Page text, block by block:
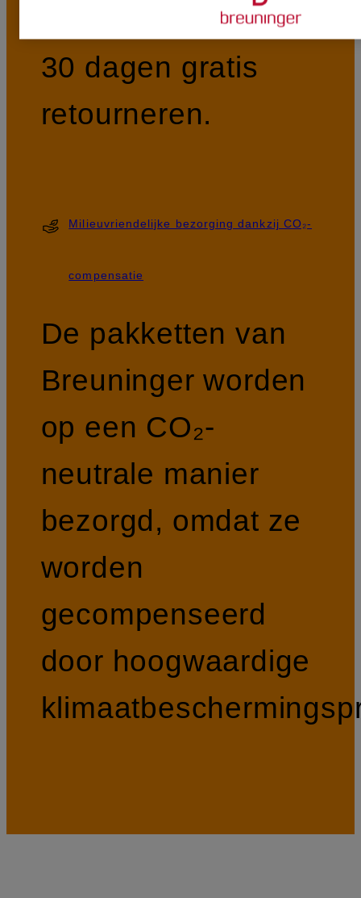
bestellingen binnen
30 dagen gratis
retourneren.
Milieuvriendelijke bezorging dankzij CO₂-
compensatie
De pakketten van
Breuninger worden
op een CO₂-
neutrale manier
bezorgd, omdat ze
worden
gecompenseerd
door hoogwaardige